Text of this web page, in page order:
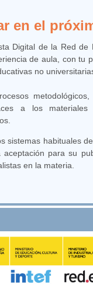
en el
Digital de la Red
de aula, con tu
no
a los
sistemas habituales
para su
en la materia.